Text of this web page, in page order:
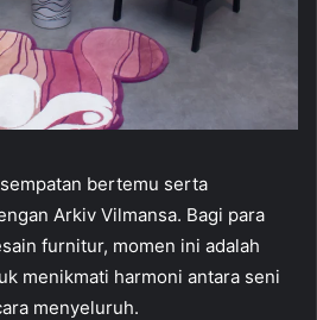
bertemu serta
Arkiv Vilmansa. Bagi para
furnitur, momen ini adalah
menikmati harmoni antara seni
menyeluruh.